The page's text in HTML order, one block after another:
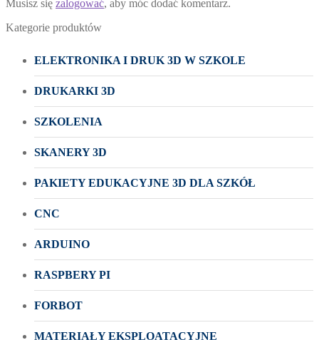
Musisz się zalogować, aby móc dodać komentarz.
Kategorie produktów
ELEKTRONIKA I DRUK 3D W SZKOLE
DRUKARKI 3D
SZKOLENIA
SKANERY 3D
PAKIETY EDUKACYJNE 3D DLA SZKÓŁ
CNC
ARDUINO
RASPBERY PI
FORBOT
MATERIAŁY EKSPLOATACYJNE